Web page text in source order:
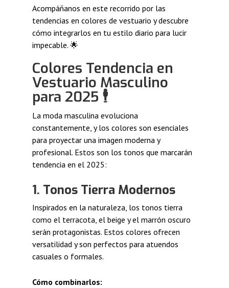
Acompáñanos en este recorrido por las
tendencias en colores de vestuario y descubre
cómo integrarlos en tu estilo diario para lucir
impecable. 🌟
Colores Tendencia en
Vestuario Masculino
para 2025 🕴️
La moda masculina evoluciona
constantemente, y los colores son esenciales
para proyectar una imagen moderna y
profesional. Estos son los tonos que marcarán
tendencia en el 2025:
1. Tonos Tierra Modernos
Inspirados en la naturaleza, los tonos tierra
como el terracota, el beige y el marrón oscuro
serán protagonistas. Estos colores ofrecen
versatilidad y son perfectos para atuendos
casuales o formales.
Cómo combinarlos: